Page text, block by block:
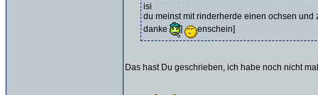
isi
du meinst mit rinderherde einen ochsen und
danke
] enschein]
Das hast Du geschrieben, ich habe noch nicht